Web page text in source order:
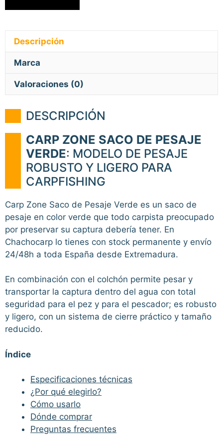
Descripción
Marca
Valoraciones (0)
DESCRIPCIÓN
CARP ZONE SACO DE PESAJE
VERDE: MODELO DE PESAJE
ROBUSTO Y LIGERO PARA
CARPFISHING
Carp Zone Saco de Pesaje Verde es un saco de
pesaje en color verde que todo carpista preocupado
por preservar su captura debería tener. En
Chachocarp lo tienes con stock permanente y envío
24/48h a toda España desde Extremadura.
En combinación con el colchón permite pesar y
transportar la captura dentro del agua con total
seguridad para el pez y para el pescador; es robusto
y ligero, con un sistema de cierre práctico y tamaño
reducido.
Índice
Especificaciones técnicas
¿Por qué elegirlo?
Cómo usarlo
Dónde comprar
Preguntas frecuentes